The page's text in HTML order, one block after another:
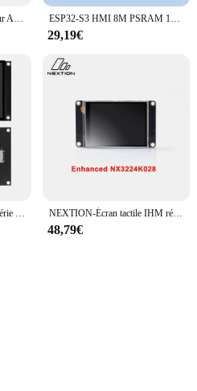
Écran d'affichage ESP32 pour Ardu37LVGL, carte de développement WIFI BT, 2.8x240, 320 pouces, LCD TFT Tech avec WROOM tactile, 2.8 pouces ESP32-S3 HMI 8M PSRAM 16M Flash Ardu37LVGL WIFI et Bluetooth 4.3 "480*272 Smart Display Screen 4.3 pouces RGB LCD TFT Tech
29,19€
Écran LCD TFT avec Port Série éventuelles I de 4.0 Pouces, Module d'Affichage Tactile ento, 320x480, Compatible avec Ardu37 NEXTION-Écran tactile IHM résistif, série améliorée, technologie LCD TFT UASRT, compatible avec Ardu37, NX3224K028, 2.8 pouces
48,79€